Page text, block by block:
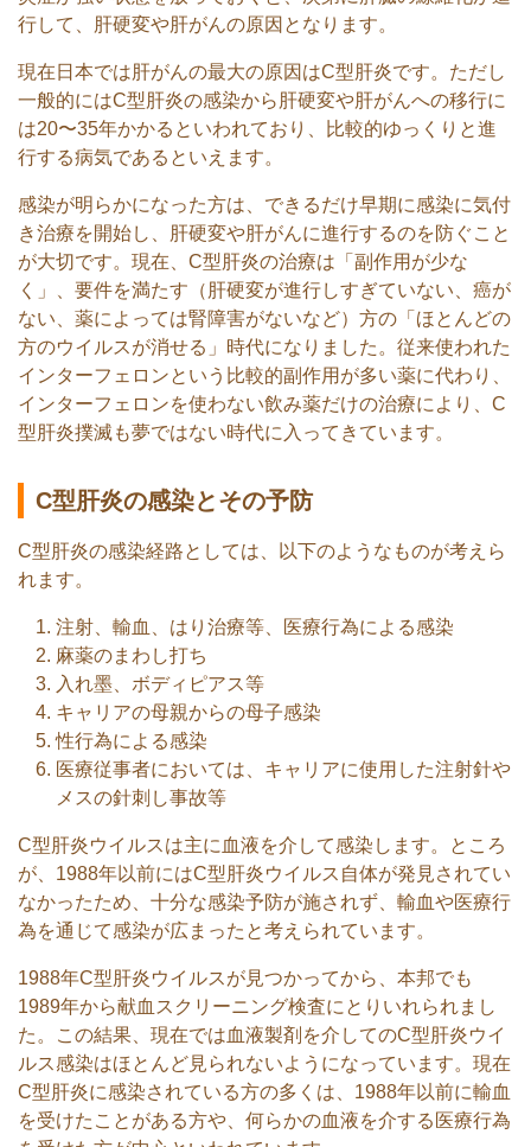
行して、肝硬変や肝がんの原因となります。
現在日本では肝がんの最大の原因はC型肝炎です。ただし
一般的にはC型肝炎の感染から肝硬変や肝がんへの移行に
は20〜35年かかるといわれており、比較的ゆっくりと進
行する病気であるといえます。
感染が明らかになった方は、できるだけ早期に感染に気付
き治療を開始し、肝硬変や肝がんに進行するのを防ぐこと
が大切です。現在、C型肝炎の治療は「副作用が少な
く」、要件を満たす（肝硬変が進行しすぎていない、癌が
ない、薬によっては腎障害がないなど）方の「ほとんどの
方のウイルスが消せる」時代になりました。従来使われた
インターフェロンという比較的副作用が多い薬に代わり、
インターフェロンを使わない飲み薬だけの治療により、C
型肝炎撲滅も夢ではない時代に入ってきています。
C型肝炎の感染とその予防
C型肝炎の感染経路としては、以下のようなものが考えら
れます。
注射、輸血、はり治療等、医療行為による感染
麻薬のまわし打ち
入れ墨、ボディピアス等
キャリアの母親からの母子感染
性行為による感染
医療従事者においては、キャリアに使用した注射針や
メスの針刺し事故等
C型肝炎ウイルスは主に血液を介して感染します。ところ
が、1988年以前にはC型肝炎ウイルス自体が発見されてい
なかったため、十分な感染予防が施されず、輸血や医療行
為を通じて感染が広まったと考えられています。
1988年C型肝炎ウイルスが見つかってから、本邦でも
1989年から献血スクリーニング検査にとりいれられまし
た。この結果、現在では血液製剤を介してのC型肝炎ウイ
ルス感染はほとんど見られないようになっています。現在
C型肝炎に感染されている方の多くは、1988年以前に輸血
を受けたことがある方や、何らかの血液を介する医療行為